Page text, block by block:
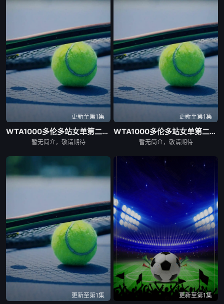
更新至第1集
WTA1000多伦多站女单第二轮：贝莱克VS斯瓦泰克
暂无简介，敬请期待
更新至第1集
WTA1000多伦多站女单第二轮：萨巴伦卡VS内岛萌夏
暂无简介，敬请期待
更新至第1集 更新至第1集